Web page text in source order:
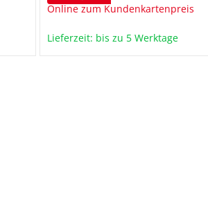
Online zum Kundenkartenpreis
Lieferzeit: bis zu 5 Werktage